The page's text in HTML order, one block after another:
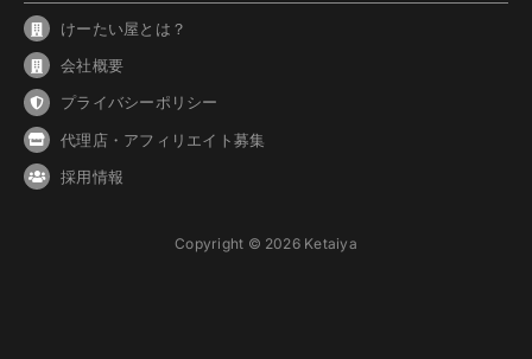
けーたい屋とは？
会社概要
プライバシーポリシー
代理店・アフィリエイト募集
採用情報
Copyright © 2026 Ketaiya